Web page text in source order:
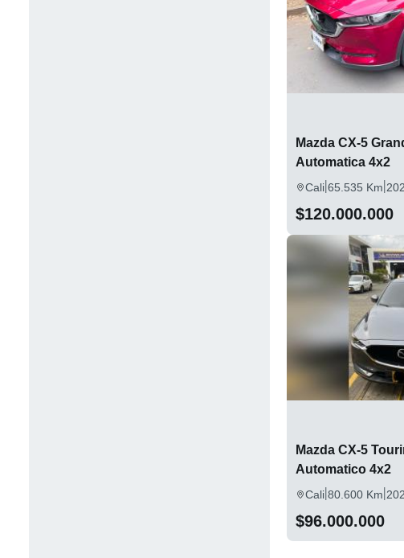
Mazda CX-5
Automatica 4x2
Cali|65.535 Km|
$120.000.000
Mazda CX-5
Automatico 4x2
Cali|80.600 Km|
$96.000.000